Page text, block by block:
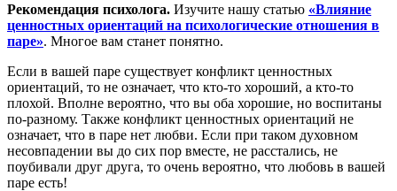
Рекомендация психолога. Изучите нашу статью «Влияние
ценностных ориентаций на психологические отношения в
паре». Многое вам станет понятно.
Если в вашей паре существует конфликт ценностных
ориентаций, то не означает, что кто-то хороший, а кто-то
плохой. Вполне вероятно, что вы оба хорошие, но воспитаны
по-разному. Также конфликт ценностных ориентаций не
означает, что в паре нет любви. Если при таком духовном
несовпадении вы до сих пор вместе, не расстались, не
поубивали друг друга, то очень вероятно, что любовь в вашей
паре есть!